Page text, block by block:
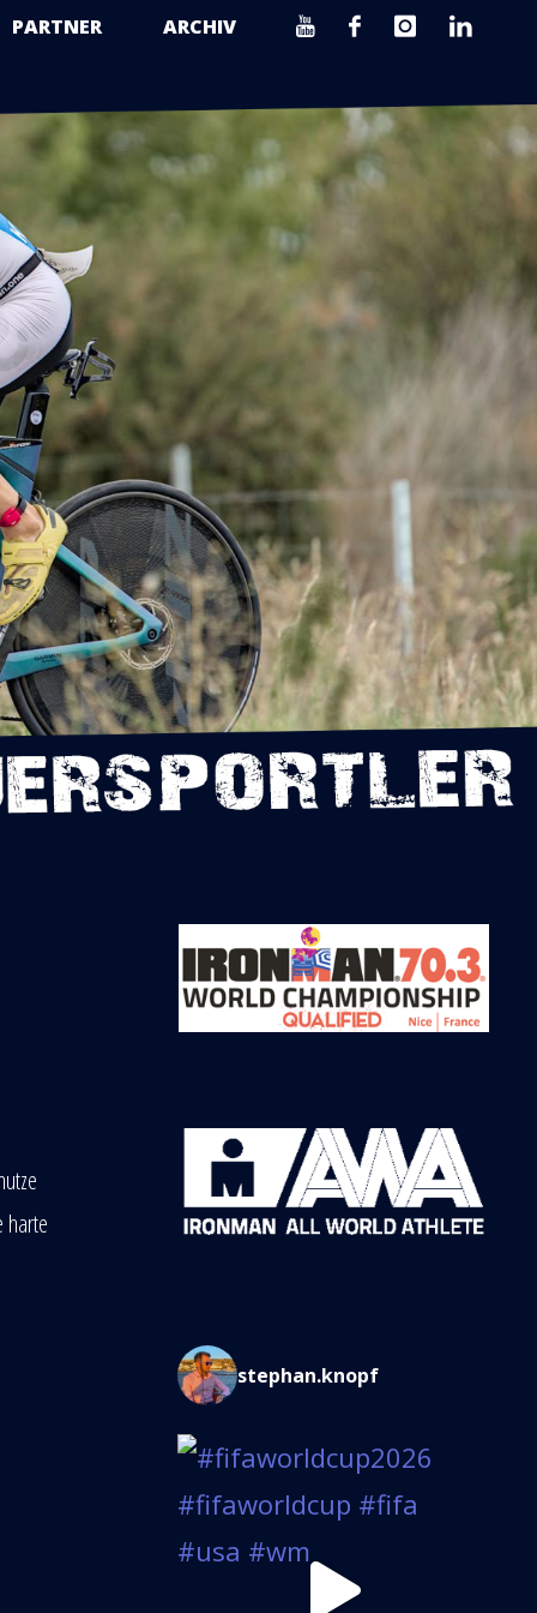
PARTNER ARCHIV
harte
stephan.knopf